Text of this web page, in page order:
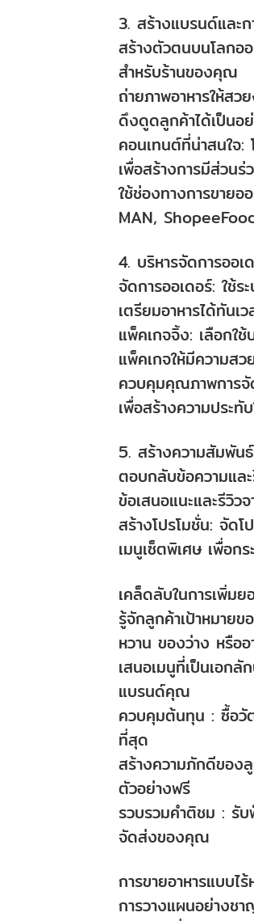
3. สร้างแบรนด์และ
สร้างตัวตนบนโลกอ
สำหรับร้านของคุณ
ถ่ายภาพอาหารให้สว
ดึงดูดลูกค้าได้เป็นอ
คอนเทนต์ที่น่าสนใจ:
เพื่อสร้างการมีส่วน
ใช้ช่องทางการขาย
MAN,
4. บริหารจัดการออเ
จัดการออเดอร์: ใช้
เตรียมอาหารได้ทันเว
แพ็คเกจจิ้ง: เลือกใ
แพ็คเกจให้มีความสว
ควบคุมคุณภาพการจั
เพื่อสร้างความประทั
5. สร้างความสัมพัน
ตอบกลับข้อความแล
ข้อเสนอแนะและรีวิว
สร้างโปรโมชั่น: จัด
เมนูเซ็ตพิเศษ เพื่อก
เคล็ดลับในการเพิ่ม
รู้จักลูกค้าเป้าหมาย
หวาน ของว่าง หรือ
เสนอเมนูที่เป็นเอก
แบรนด์คุณ
ควบคุมต้นทุน : ซื้อวั
ที่สุด
สร้างความภักดีของ
ตัวอย่างฟรี
รวบรวมคำติชม : รั
จัดส่งของคุณ
การขายอาหารแบบ
การวางแผนอย่างช